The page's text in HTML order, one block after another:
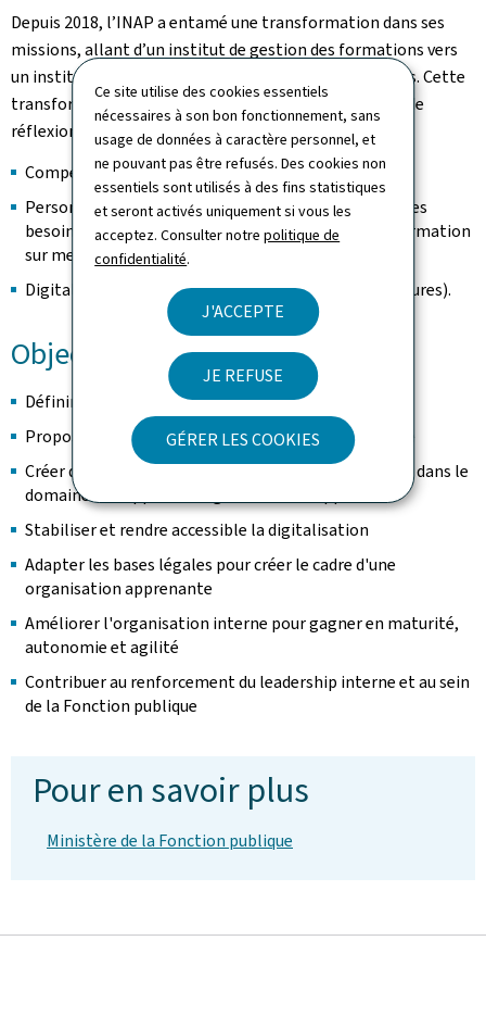
Ce site utilise des cookies essentiels
nécessaires à son bon fonctionnement, sans
usage de données à caractère personnel, et
ne pouvant pas être refusés. Des cookies non
essentiels sont utilisés à des fins statistiques
et seront activés uniquement si vous les
acceptez. Consulter notrepolitique de
confidentialité.
J'ACCEPTE
JE REFUSE
GÉRER LES COOKIES
Depuis 2018, l’INAP a entamé une transformation dans ses
missions, allant d’un institut de gestion des formations vers
un institut de conception et de gestion des formations. Cette
transformation s’articule autour de trois grands axes de
réflexion :
Compétences du 21ième siècle
Personnalisation de l’offre de formation (analyses des
besoins, conception de formations et de plans de formation
sur mesure, etc.)
Digital by default (dans les formations et les procédures).
Objectifs stratégiques
Définir une stratégie de Up- et Reskilling
Proposer une offre de service cohérente et de qualité
Créer des réseaux d'ambassadeurs et de partenariats dans le
domaine de l'apprentissage et du développement
Stabiliser et rendre accessible la digitalisation
Adapter les bases légales pour créer le cadre d'une
organisation apprenante
Améliorer l'organisation interne pour gagner en maturité,
autonomie et agilité
Contribuer au renforcement du leadership interne et au sein
de la Fonction publique
Pour en savoir plus
Ministère de la Fonction publique